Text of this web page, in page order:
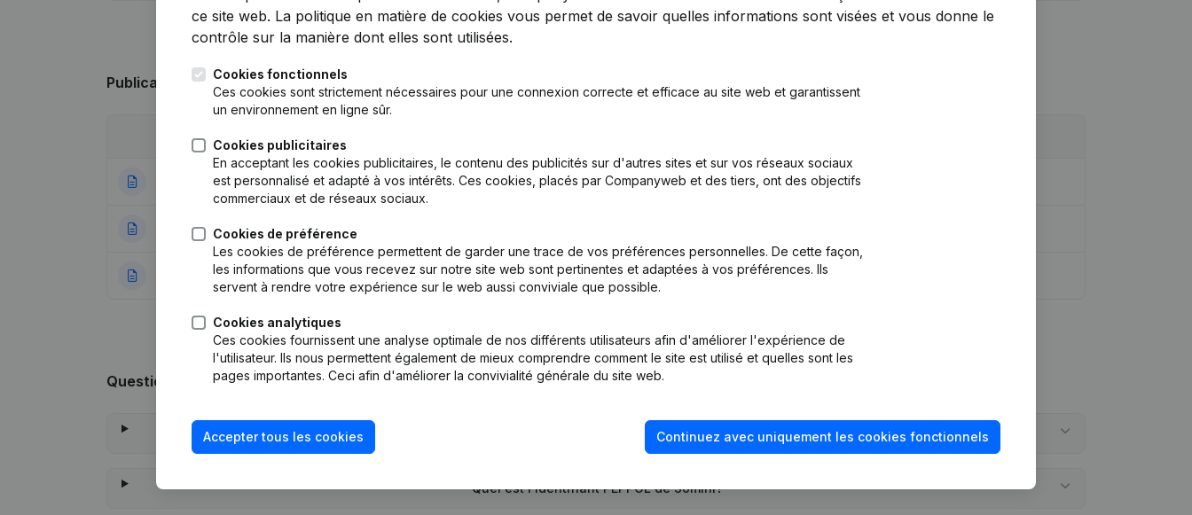
Publicationsde Somini
Publication
16-06-2020 Demissions, Nominations
02-07-2008 Demissions, Nominations
16-12-2003 Constitution
Questions fréquemment posées
Quel est le numéro d'entreprise de Somini?
Quel est l'identifiant PEPPOL de Somini?
ce site web. La politique en matière de cookies vous permet de savoir quelles informations sont visées et vous donne le
contrôle sur la manière dont elles sont utilisées.
Cookies fonctionnels
Ces cookies sont strictement nécessaires pour une connexion correcte et efficace au site web et garantissent
un environnement en ligne sûr.
Cookies publicitaires
En acceptant les cookies publicitaires, le contenu des publicités sur d'autres sites et sur vos réseaux sociaux
est personnalisé et adapté à vos intérêts. Ces cookies, placés par Companyweb et des tiers, ont des objectifs
commerciaux et de réseaux sociaux.
Cookies de préférence
Les cookies de préférence permettent de garder une trace de vos préférences personnelles. De cette façon,
les informations que vous recevez sur notre site web sont pertinentes et adaptées à vos préférences. Ils
servent à rendre votre expérience sur le web aussi conviviale que possible.
Cookies analytiques
Ces cookies fournissent une analyse optimale de nos différents utilisateurs afin d'améliorer l'expérience de
l'utilisateur. Ils nous permettent également de mieux comprendre comment le site est utilisé et quelles sont les
pages importantes. Ceci afin d'améliorer la convivialité générale du site web.
Accepter tous les cookies Continuez avec uniquement les cookies fonctionnels